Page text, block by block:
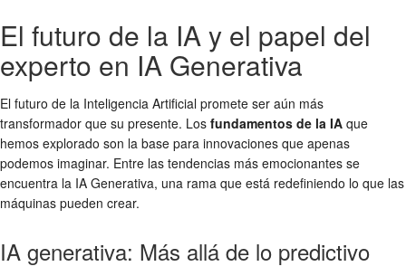
El futuro de la IA y el papel del
experto en IA Generativa
El futuro de la Inteligencia Artificial promete ser aún más
transformador que su presente. Los fundamentos de la IA que
hemos explorado son la base para innovaciones que apenas
podemos imaginar. Entre las tendencias más emocionantes se
encuentra la IA Generativa, una rama que está redefiniendo lo que las
máquinas pueden crear.
IA generativa: Más allá de lo predictivo